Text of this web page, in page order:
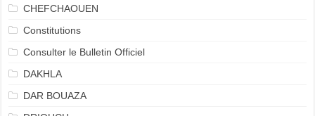
CHEFCHAOUEN
Constitutions
Consulter le Bulletin Officiel
DAKHLA
DAR BOUAZA